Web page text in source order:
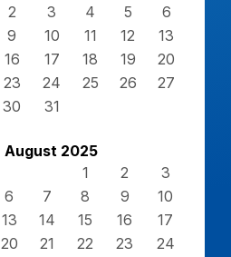
2 3 4 5
6
9 10 11 12
13
16 17 18 19
20
23 24 25 26
27
30 31
August 2025
1
2
3
6 7 8 9
10
13 14 15 16
17
20 21 22 23
24